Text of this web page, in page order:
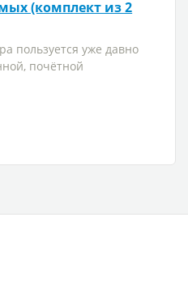
(комплект из 2
пользуется уже давно
почётной